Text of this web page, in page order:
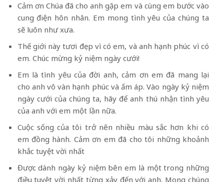
Cảm ơn Chúa đã cho anh gặp em và cùng em bước vào
cung điện hôn nhân. Em mong tình yêu của chúng ta
sẽ luôn như xưa.
Thế giới này tươi đẹp vì có em, và anh hạnh phúc vì có
em. Chúc mừng kỷ niệm ngày cưới!
Em là tình yêu của đời anh, cảm ơn em đã mang lại
cho anh vô vàn hạnh phúc và ấm áp. Vào ngày kỷ niệm
ngày cưới của chúng ta, hãy để anh thú nhận tình yêu
của anh với em một lần nữa.
Cuộc sống của tôi trở nên nhiều màu sắc hơn khi có
em đồng hành. Cảm ơn em đã cho tôi những khoảnh
khắc tuyệt vời nhất
Được dành ngày kỷ niệm bên em là một trong những
điều tuyệt vời nhất từng xảy đến với anh. Mong chúng